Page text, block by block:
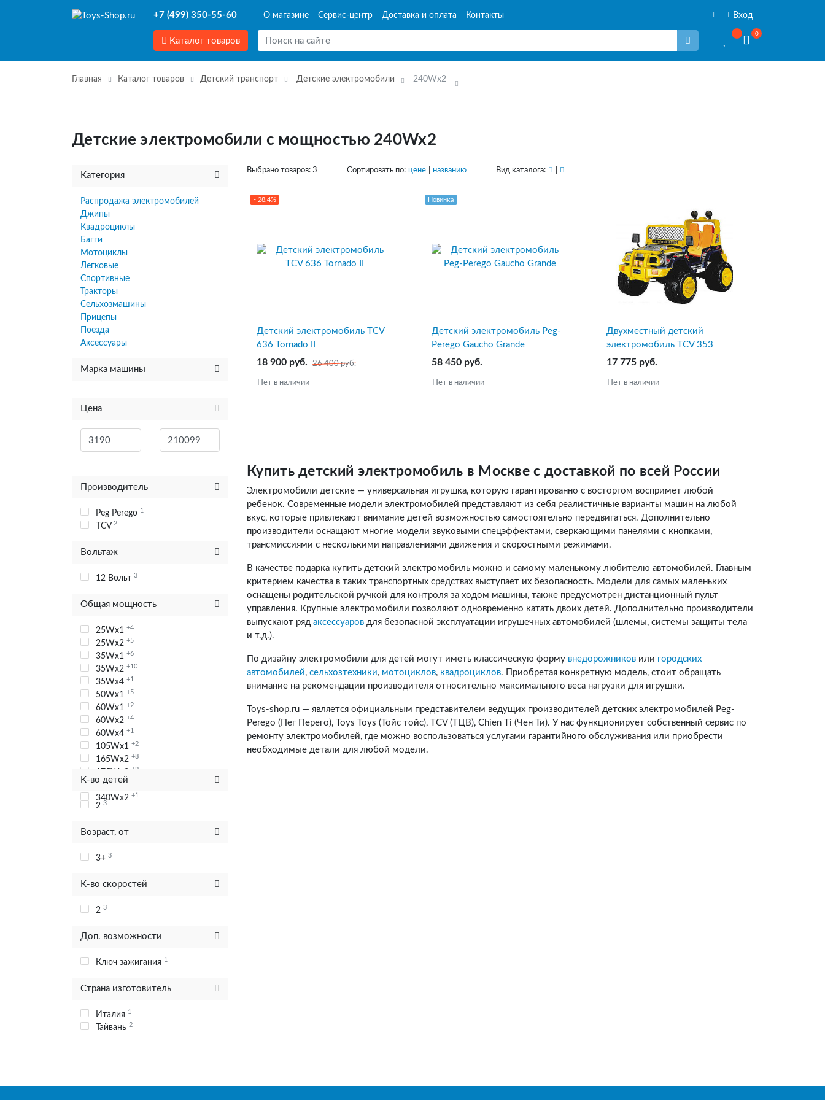
+7 (499) 350-55-60 О магазине Сервис-центр Доставка и оплата Контакты Вход
Каталог товаров
0
Главная Каталог товаров Детский транспорт Детские электромобили 240Wx2
Детские электромобили с мощностью 240Wx2
Категория
Распродажа электромобилей
Джипы
Квадроциклы
Багги
Мотоциклы
Легковые
Спортивные
Тракторы
Сельхозмашины
Прицепы
Поезда
Аксессуары
Марка машины
Цена
Производитель
Peg Perego 1
TCV 2
Вольтаж
12 Вольт 3
Общая мощность
25Wx1 +4
25Wx2 +5
35Wx1 +6
35Wx2 +10
35Wx4 +1
50Wx1 +5
60Wx1 +2
60Wx2 +4
60Wx4 +1
105Wx1 +2
165Wx2 +8
+2
240Wx2
340Wx2 +1
К-во детей
2 3
Возраст, от
3+ 3
К-во скоростей
2 3
Доп. возможности
Ключ зажигания 1
Страна изготовитель
Италия 1
Тайвань 2
Выбрано товаров: 3 Сортировать по: цене названию Вид каталога:
- 28.4%
Детский электромобиль TCV
636 Tornado II
18 900 руб. 26 400 руб.
Нет в наличии
Новинка
Детский электромобиль Peg-
Perego Gaucho Grande
58 450 руб.
Нет в наличии
Двухместный детский
электромобиль TCV 353
Panther II
17 775 руб.
Нет в наличии
Купить детский электромобиль в Москве с доставкой по всей России
Электромобили детские — универсальная игрушка, которую гарантированно с восторгом воспримет любой
ребенок. Современные модели электромобилей представляют из себя реалистичные варианты машин на любой
вкус, которые привлекают внимание детей возможностью самостоятельно передвигаться. Дополнительно
производители оснащают многие модели звуковыми спецэффектами, сверкающими панелями с кнопками,
трансмиссиями с несколькими направлениями движения и скоростными режимами.
В качестве подарка купить детский электромобиль можно и самому маленькому любителю автомобилей. Главным
критерием качества в таких транспортных средствах выступает их безопасность. Модели для самых маленьких
оснащены родительской ручкой для контроля за ходом машины, также предусмотрен дистанционный пульт
управления. Крупные электромобили позволяют одновременно катать двоих детей. Дополнительно производители
выпускают ряд аксессуаров для безопасной эксплуатации игрушечных автомобилей (шлемы, системы защиты тела
и т.д.).
По дизайну электромобили для детей могут иметь классическую форму внедорожников или городских
автомобилей, сельхозтехники, мотоциклов, квадроциклов. Приобретая конкретную модель, стоит обращать
внимание на рекомендации производителя относительно максимального веса нагрузки для игрушки.
Toys-shop.ru — является официальным представителем ведущих производителей детских электромобилей Peg-
Perego (Пег Перего), Toys Toys (Тойс тойс), TCV (ТЦВ), Chien Ti (Чен Ти). У нас функционирует собственный сервис по
ремонту электромобилей, где можно воспользоваться услугами гарантийного обслуживания или приобрести
необходимые детали для любой модели.